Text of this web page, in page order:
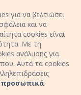
Είσοδος
μέσω
τιμή για τη
για να βελτιώσει
και να
cookies είναι
Με τη
ανάλυσης για
Αυτά τα cookies
προσωπικά.